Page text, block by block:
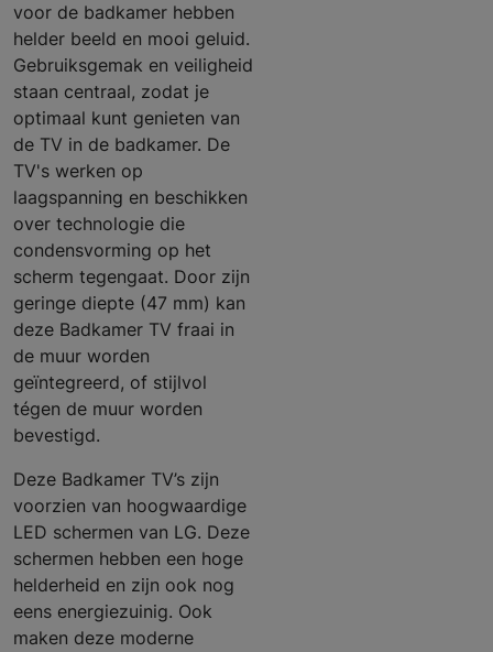
voor de badkamer hebben
helder beeld en mooi geluid.
Gebruiksgemak en veiligheid
staan centraal, zodat je
optimaal kunt genieten van
de TV in de badkamer. De
TV's werken op
laagspanning en beschikken
over technologie die
condensvorming op het
scherm tegengaat. Door zijn
geringe diepte (47 mm) kan
deze Badkamer TV fraai in
de muur worden
geïntegreerd, of stijlvol
tégen de muur worden
bevestigd.
Deze Badkamer TV’s zijn
voorzien van hoogwaardige
LED schermen van LG. Deze
schermen hebben een hoge
helderheid en zijn ook nog
eens energiezuinig. Ook
maken deze moderne